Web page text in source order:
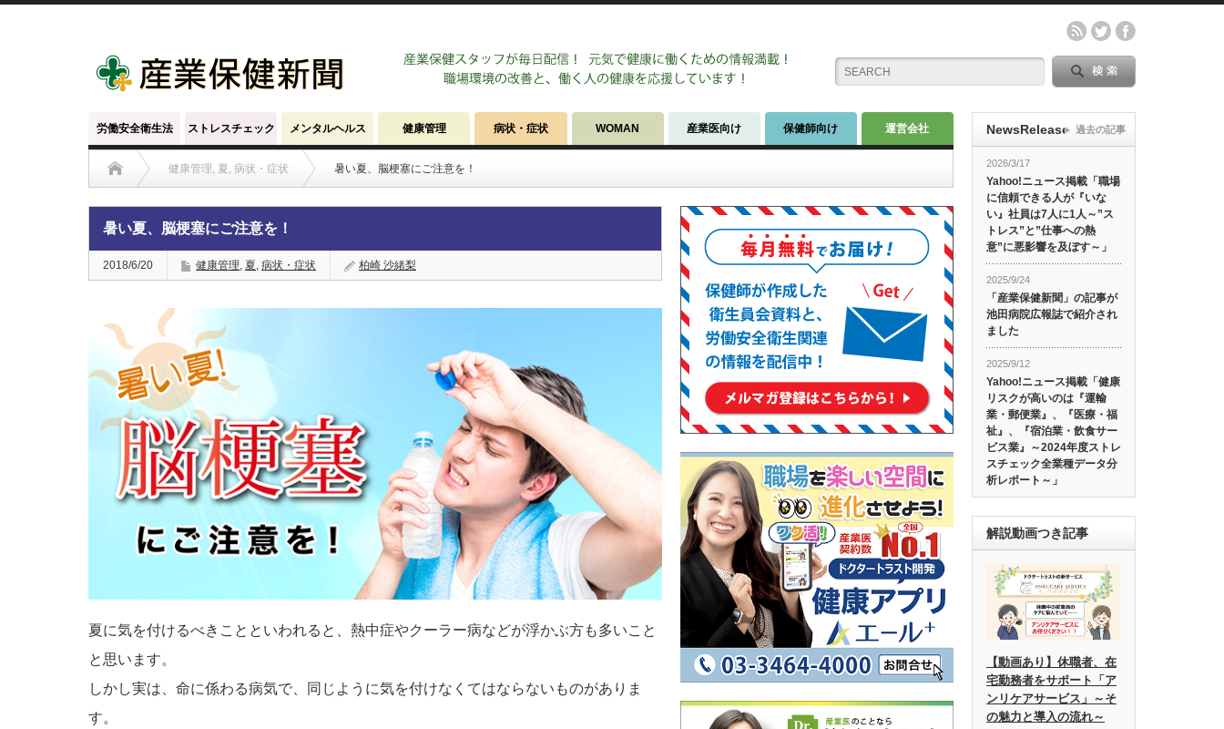
労働安全衛生法 ストレスチェック メンタルヘルス 健康管理 病状・症状 WOMAN 産業医向け 保健師向け 運営会社
健康管理, 夏 , 病状・症状 暑い夏、脳梗塞にご注意を！
暑い夏、脳梗塞にご注意を！
2018/6/20 健康管理, 夏, 病状・症状 柏崎 沙緒梨
夏に気を付けるべきことといわれると、熱中症やクーラー病などが浮かぶ方も多いこと
と思います。
しかし実は、命に係わる病気で、同じように気を付けなくてはならないものがありま
す。
NewsRelease
2026/3/17
Yahoo!ニュース掲載「職場
に信頼できる人が『いな
い』社員は7人に1人～”ス
トレス”と”仕事への熱
意”に悪影響を及ぼす～」
2025/9/24
「産業保健新聞」の記事が
池田病院広報誌で紹介され
ました
2025/9/12
Yahoo!ニュース掲載「健康
リスクが高いのは『運輸
業・郵便業』、『医療・福
祉』、『宿泊業・飲食サー
ビス業』～2024年度ストレ
スチェック全業種データ分
析レポート～」
過去の記事
解説動画つき記事
【動画あり】休職者、在
宅勤務者をサポート「ア
ンリケアサービス」～そ
の魅力と導入の流れ～